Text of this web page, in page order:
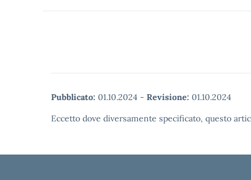
Pubblicato: 01.10.2024 - Revisione: 01.10.2024
Eccetto dove diversamente specificato, questo